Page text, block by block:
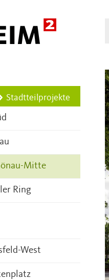
Stadtteilprojekte
Mitte
Ring
West